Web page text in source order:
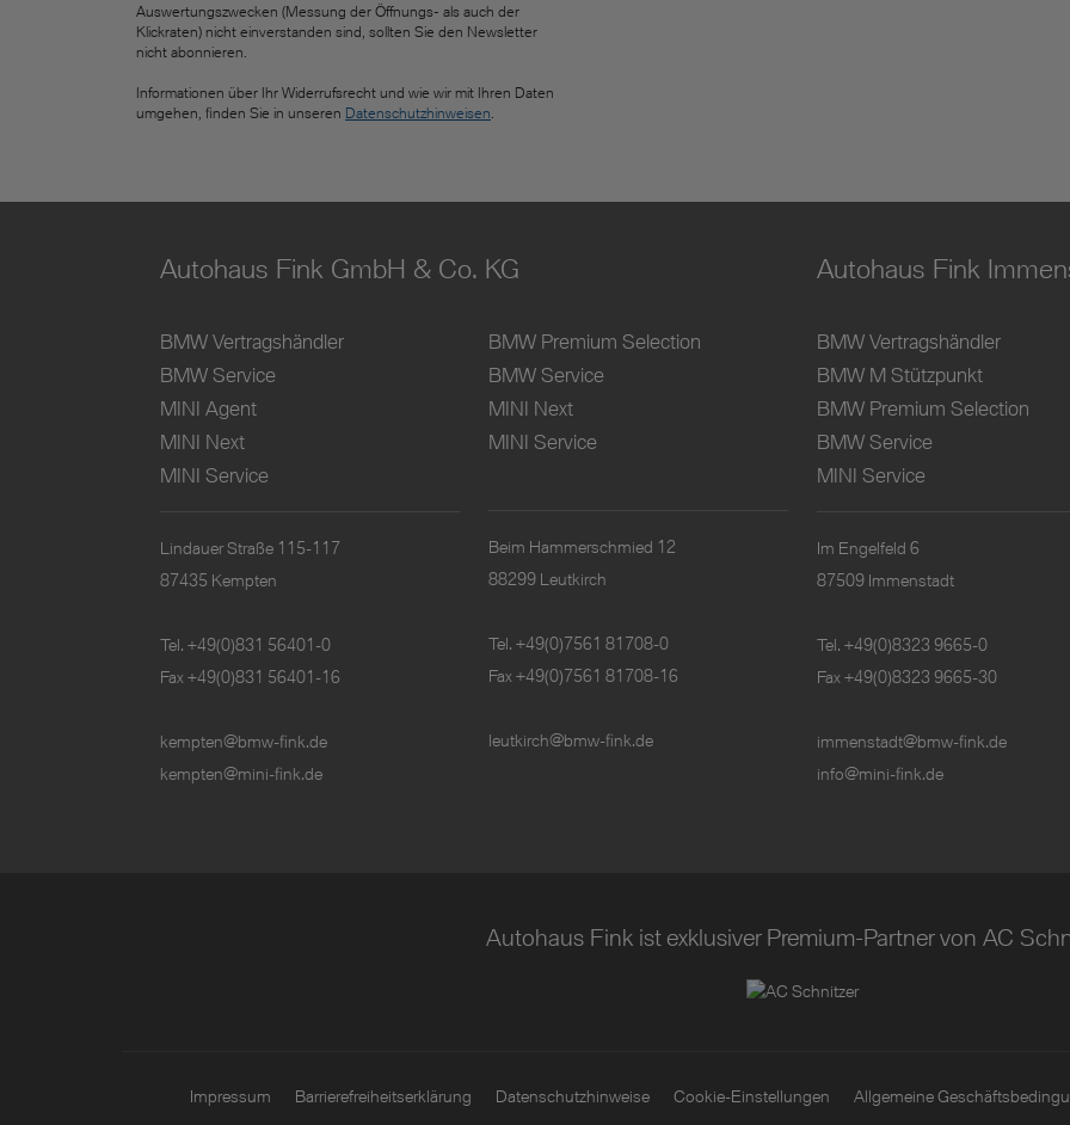
Auswertungszwecken (Messung der Öffnungs- als auch der
Klickraten) nicht einverstanden sind, sollten Sie den Newsletter
nicht abonnieren.
Informationen über Ihr Widerrufsrecht und wie wir mit Ihren Daten
umgehen, finden Sie in unseren Datenschutzhinweisen.
Autohaus Fink GmbH & Co. KG
BMW Vertragshändler
BMW Service
MINI Agent
MINI Next
MINI Service
Lindauer Straße 115-117
87435 Kempten
Tel. +49(0)831 56401-0
Fax +49(0)831 56401-16
kempten@bmw-fink.de
kempten@mini-fink.de
BMW Premium Selection
BMW Service
MINI Next
MINI Service
Beim Hammerschmied 12
88299 Leutkirch
Tel. +49(0)7561 81708-0
Fax +49(0)7561 81708-16
leutkirch@bmw-fink.de
Autohaus Fink
BMW Vertragshändler
BMW M Stützpunkt
BMW Premium Selection
BMW Service
MINI Service
Im Engelfeld 6
87509 Immenstadt
Tel. +49(0)8323 9665-0
Fax +49(0)8323 9665-30
immenstadt@bmw-fink.de
info@mini-fink.de
Autohaus Fink ist exklusiver Premium-Partner von AC
Impressum Barrierefreiheitserklärung Datenschutzhinweise Cookie-Einstellungen Allgemeine